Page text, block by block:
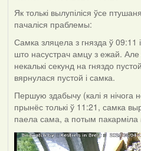
Як толькі вылупіліся ўсе
пачаліся праблемы:
Самка зляцела з гнязда ў 09:11
што насустрач амцу з ежай.
некалькі секунд на гняздо
вярнулася пустой і самка.
Першую здабычу (калі я нічога
прынёс толькі ў 11:21, самка
паела сама, а потым